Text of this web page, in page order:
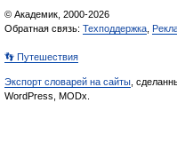
© Академик, 2000-2026
Обратная связь: Техподдержка
👣 Путешествия
Экспорт словарей на сайты ,
WordPress, MODx.